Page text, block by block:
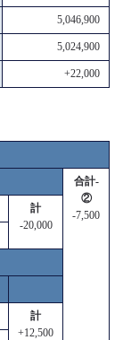
5,046,900
5,024,900
+22,000
合計-
②
-7,500
計
-20,000
計
+12,500